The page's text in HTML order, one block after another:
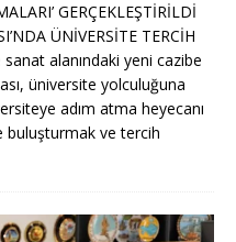
GERÇEKLEŞTİRİLDİ
ÜNİVERSİTE TERCİH
alanındaki yeni cazibe
üniversite yolculuğuna
adım atma heyecanı
buluşturmak ve tercih